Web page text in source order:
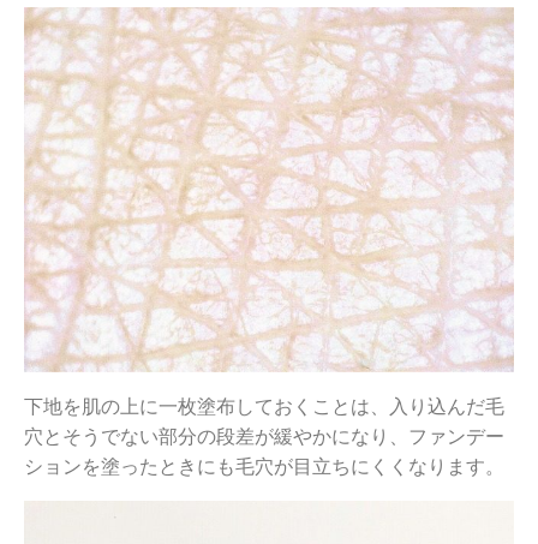
下地を肌の上に一枚塗布しておくことは、入り込んだ毛
穴とそうでない部分の段差が緩やかになり、ファンデー
ションを塗ったときにも毛穴が目立ちにくくなります。